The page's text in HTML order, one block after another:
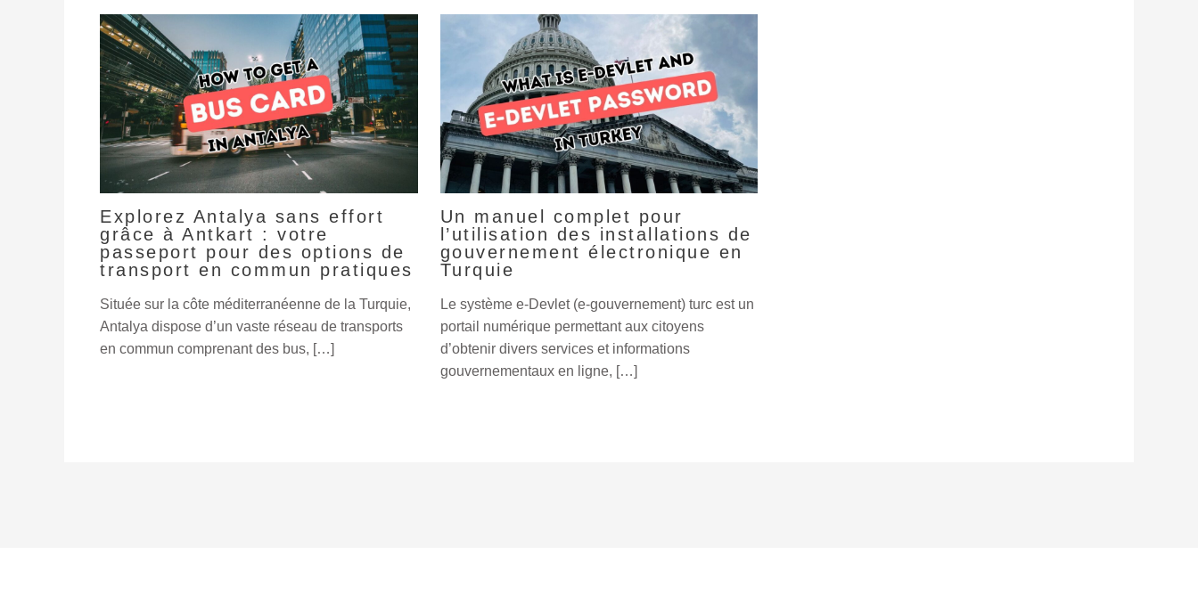
Explorez Antalya sans effort
grâce à Antkart : votre
passeport pour des options de
transport en commun pratiques
Située sur la côte méditerranéenne de la Turquie,
Antalya dispose d’un vaste réseau de transports
en commun comprenant des bus, […]
Un manuel complet pour
l’utilisation des installations de
gouvernement électronique en
Turquie
Le système e-Devlet (e-gouvernement) turc est un
portail numérique permettant aux citoyens
d’obtenir divers services et informations
gouvernementaux en ligne, […]